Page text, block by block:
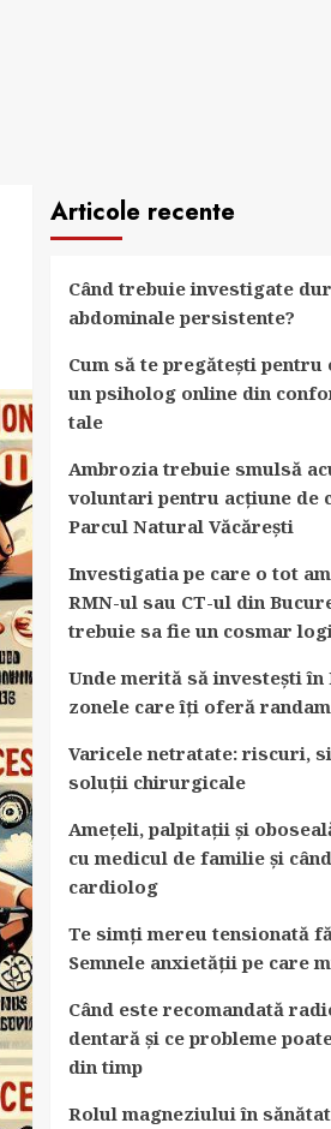
Articole recente
Când trebuie investigate
abdominale persistente?
Cum să te pregătești pentru
un psiholog online din
tale
Ambrozia trebuie smulsă
voluntari pentru acțiune de
Parcul Natural Văcărești
Investigatia pe care o tot
RMN-ul sau CT-ul din
trebuie sa fie un cosmar
Unde merită să investești în
zonele care îți oferă
Varicele netratate: riscuri,
soluții chirurgicale
Amețeli, palpitații și
cu medicul de familie și
cardiolog
Te simți mereu tensionată
Semnele anxietății pe care
Când este recomandată
dentară și ce probleme
din timp
Rolul magneziului în